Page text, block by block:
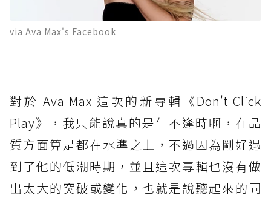
via Ava Max's Facebook
對於 Ava Max 這次的新專輯《Don't Click
Play》，我只能說真的是生不逢時啊，在品
質方面算是都在水準之上，不過因為剛好遇
到了他的低潮時期，並且這次專輯也沒有做
出太大的突破或變化，也就是說聽起來的同